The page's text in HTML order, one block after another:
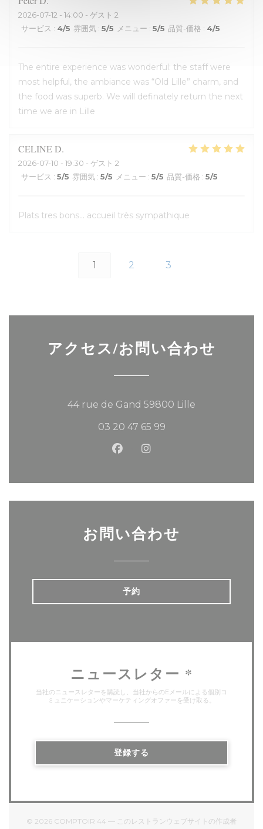
2026-07-12 - 14:00 - ゲスト 2
サービス : 4/5 雰囲気 : 5/5 メニュー : 5/5 品質-価格 : 4/5
The entire experience was wonderful: the staff were
most helpful, the ambiance was “Old Lille” charm, and
the food was superb. We will definately return the next
time we are in Lille
CELINED
2026-07-10 - 19:30 - ゲスト 2
サービス : 5/5 雰囲気 : 5/5 メニュー : 5/5 品質-価格 : 5/5
Plats tres bons... accueil très sympathique
1 2 3
アクセス/お問い合わせ
44 rue de Gand 59800 Lille
03 20 47 65 99
Facebook ((新しいウィンド
Instagram ((新しいウィ
お問い合わせ
予約
ニュースレター *
当社のニュースレターを購読し、当社からのEメールによる個別コ
ミュニケーションやマーケティングオファーを受け取る。
登録する
© 2026 COMPTOIR 44 — このレストランウェブサイトの作成者